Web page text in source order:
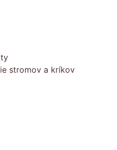
stromov a kríkov